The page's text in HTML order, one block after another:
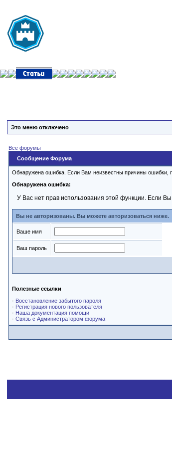
Это меню отключено
Все форумы
Сообщение Форума
Обнаружена ошибка. Если Вам неизвестны причины ошибки,
Обнаружена ошибка:
У Вас нет прав использования этой функции. Если
Вы не авторизованы. Вы можете авторизоваться ниже.
Ваше имя
Ваш пароль
Полезные ссылки
· Восстановление забытого пароля
· Регистрация нового пользователя
· Наша документация помощи
· Связь с Администратором форума